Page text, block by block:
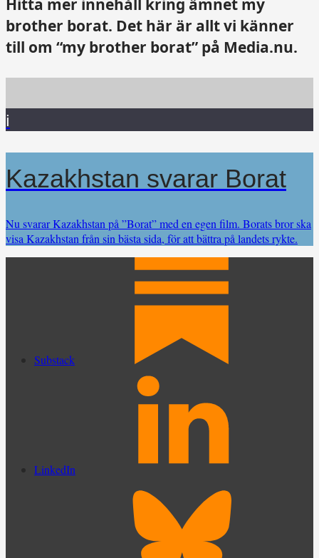
Hitta mer innehåll kring ämnet my
brother borat. Det här är allt vi känner
till om “my brother borat” på Media.nu.
i
Kazakhstan svarar Borat
Nu svarar Kazakhstan på ”Borat” med en egen film. Borats bror ska
visa Kazakhstan från sin bästa sida, för att bättra på landets rykte.
Substack
LinkedIn